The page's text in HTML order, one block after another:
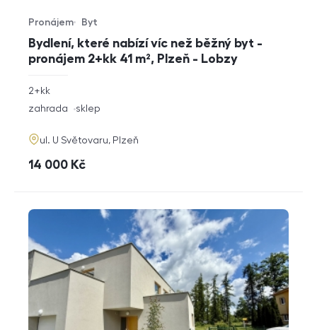
Bydlení, které nabízí víc než běžný byt -
pronájem 2+kk 41 m², Plzeň - Lobzy
Typ nabídky
Pronájem
Typ nemovitosti
Byt
rozměry
2+kk
funkce
zahrada sklep
adresa
ul. U Světovaru, Plzeň
cena
14 000 Kč